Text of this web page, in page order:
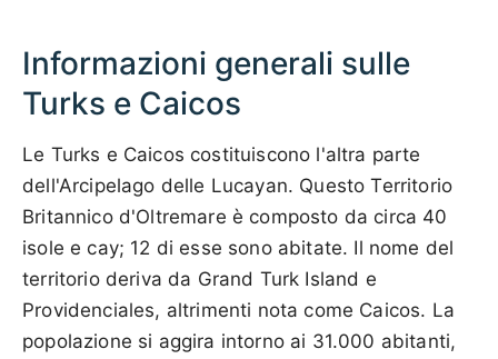
Informazioni generali sulle
Turks e Caicos
Le Turks e Caicos costituiscono l'altra parte
dell'Arcipelago delle Lucayan. Questo Territorio
Britannico d'Oltremare è composto da circa 40
isole e cay; 12 di esse sono abitate. Il nome del
territorio deriva da Grand Turk Island e
Providenciales, altrimenti nota come Caicos. La
popolazione si aggira intorno ai 31.000 abitanti,